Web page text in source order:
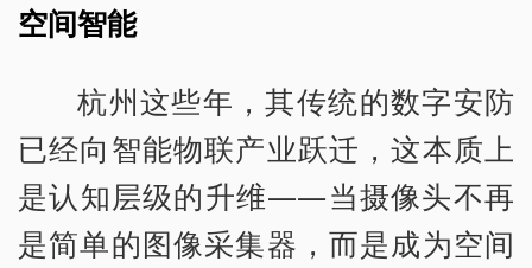
空间智能
杭州这些年，其传统的数字安防
已经向智能物联产业跃迁，这本质上
是认知层级的升维——当摄像头不再
是简单的图像采集器，而是成为空间